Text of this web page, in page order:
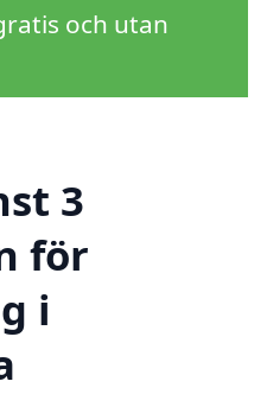
och utan
3
för
i